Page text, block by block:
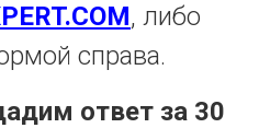
, либо
справа.
ответ за 30